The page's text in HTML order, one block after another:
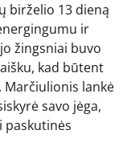
birželio 13 dieną
ir
žingsniai buvo
kad būtent
lankė
savo jėga,
paskutinės